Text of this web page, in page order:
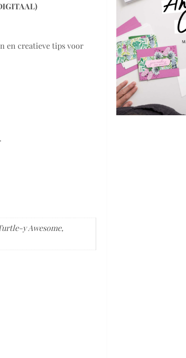
en creatieve tips voor
y Awesome,